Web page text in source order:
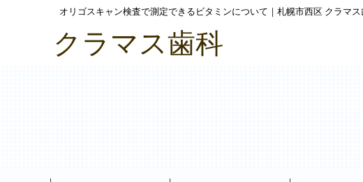
オリゴスキャン検査で測定できるビタミンについて｜札幌市西区 クラマ
クラマス歯科